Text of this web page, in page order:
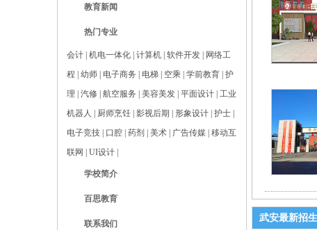
教育新闻
热门专业
会计 机电一体化 计算机 软件开发
网络工
程
幼师 电子商务 电梯 空乘 学前教育 护
理
汽修 航空服务 美容美发 平面设计 工业
机器人
厨师烹饪 影视后期 形象设计 护士
电子竞技
口腔 药剂 美术 广告传媒 移动互
联网
UI设计
学校简介
百思教育
联系我们
武安最新招